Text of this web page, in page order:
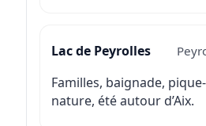
Lac de Peyrolles
Familles, baignade,
nature, été autour d’Aix.